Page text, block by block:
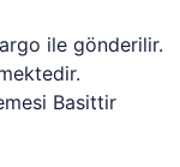
ile gönderilir.
Basittir